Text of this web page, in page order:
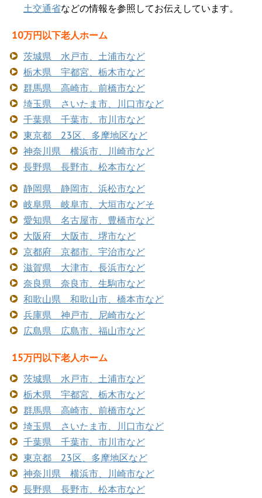
土交通省などの情報を参照してお伝えしています。
10万円以下老人ホーム
茨城県 水戸市、土浦市など
栃木県 宇都宮、栃木市など
群馬県 高崎市、前橋市など
埼玉県 さいたま市、川口市など
千葉県 千葉市、市川市など
東京都 23区、多摩地区など
神奈川県 横浜市、川崎市など
長野県 長野市、松本市など
静岡県 静岡市、浜松市など
岐阜県 岐阜市、大垣市などそ
愛知県 名古屋市、豊橋市など
大阪府 大阪市、堺市など
京都府 京都市、宇治市など
滋賀県 大津市、長浜市など
奈良県 奈良市、生駒市など
和歌山県 和歌山市、橋本市など
兵庫県 神戸市、尼崎市など
広島県 広島市、福山市など
15万円以下老人ホーム
茨城県 水戸市、土浦市など
栃木県 宇都宮、栃木市など
群馬県 高崎市、前橋市など
埼玉県 さいたま市、川口市など
千葉県 千葉市、市川市など
東京都 23区、多摩地区など
神奈川県 横浜市、川崎市など
長野県 長野市、松本市など